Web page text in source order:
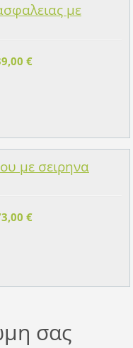
με
€
με σειρηνα
€
σας